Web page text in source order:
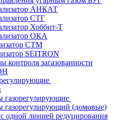
АНКАТ
СТГ
Хоббит-Т
ОКА
СТМ
SEITRON
контроля загазованности
газорегулирующие
газорегулирующий (домовые)
линией редуцирования